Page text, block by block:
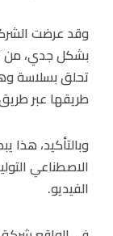
وقد عرضت
بشكل جدي، من
تحلق بسلاسة
طريقها عبر
وبالتأكيد، هذا
الاصطناعي
الفيديو.